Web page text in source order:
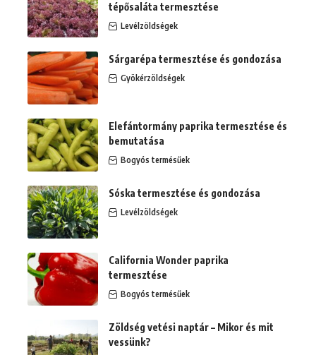
tépősaláta termesztése
Levélzöldségek
Sárgarépa termesztése és gondozása
Gyökérzöldségek
Elefántormány paprika termesztése és
bemutatása
Bogyós termésűek
Sóska termesztése és gondozása
Levélzöldségek
California Wonder paprika
termesztése
Bogyós termésűek
Zöldség vetési naptár – Mikor és mit
vessünk?